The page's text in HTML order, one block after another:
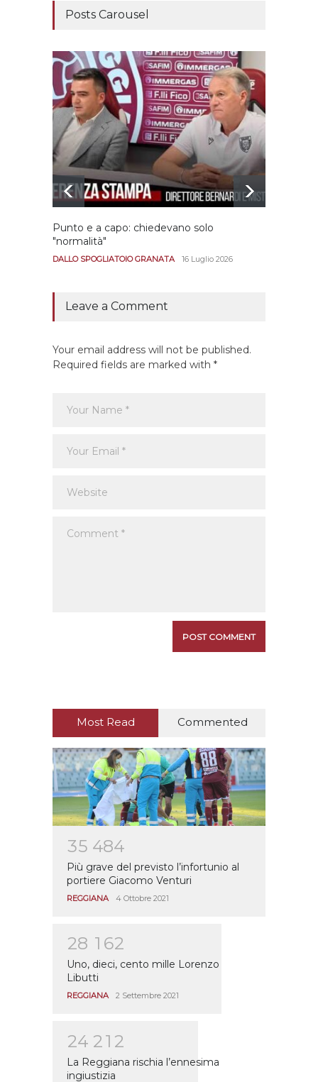
Posts Carousel
Punto e a capo: chiedevano solo
"normalità"
DALLO SPOGLIATOIO GRANATA 16 Luglio 2026
Leave a Comment
Your email address will not be published.
Required fields are marked with *
Most Read Commented
35 484
Più grave del previsto l’infortunio al
portiere Giacomo Venturi
REGGIANA 4 Ottobre 2021
28 1 62
Uno, dieci, cento mille Lorenzo
Libutti
REGGIANA 2 Settembre 2021
24 21 2
La Reggiana rischia l’ennesima
ingiustizia